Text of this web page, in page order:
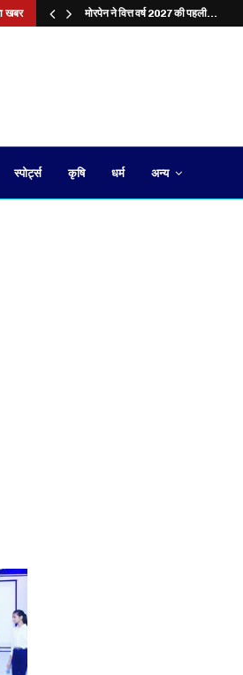
खबर मोरपेन ने वित्त वर्ष 2027 की पहली…
स्पोर्ट्स कृषि धर्म अन्य